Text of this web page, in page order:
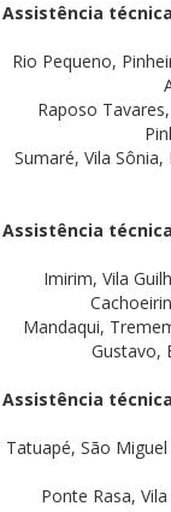
Assistência
Rio Pequeno,
Raposo
Sumaré, Vila
Assistência
Imirim, Vila
Mandaqui,
Gustavo,
Assistência
Tatuapé, São
Ponte Rasa,